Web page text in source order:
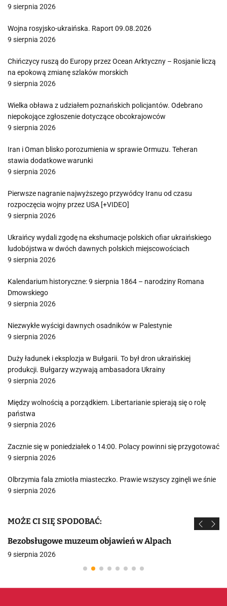
9 sierpnia 2026
Wojna rosyjsko-ukraińska. Raport 09.08.2026
9 sierpnia 2026
Chińczycy ruszą do Europy przez Ocean Arktyczny – Rosjanie liczą
na epokową zmianę szlaków morskich
9 sierpnia 2026
Wielka obława z udziałem poznańskich policjantów. Odebrano
niepokojące zgłoszenie dotyczące obcokrajowców
9 sierpnia 2026
Iran i Oman blisko porozumienia w sprawie Ormuzu. Teheran
stawia dodatkowe warunki
9 sierpnia 2026
Pierwsze nagranie najwyższego przywódcy Iranu od czasu
rozpoczęcia wojny przez USA [+VIDEO]
9 sierpnia 2026
Ukraińcy wydali zgodę na ekshumacje polskich ofiar ukraińskiego
ludobójstwa w dwóch dawnych polskich miejscowościach
9 sierpnia 2026
Kalendarium historyczne: 9 sierpnia 1864 – narodziny Romana
Dmowskiego
9 sierpnia 2026
Niezwykłe wyścigi dawnych osadników w Palestynie
9 sierpnia 2026
Duży ładunek i eksplozja w Bułgarii. To był dron ukraińskiej
produkcji. Bułgarzy wzywają ambasadora Ukrainy
9 sierpnia 2026
Między wolnością a porządkiem. Libertarianie spierają się o rolę
państwa
9 sierpnia 2026
Zacznie się w poniedziałek o 14:00. Polacy powinni się przygotować
9 sierpnia 2026
Olbrzymia fala zmiotła miasteczko. Prawie wszyscy zginęli we śnie
9 sierpnia 2026
MOŻE CI SIĘ SPODOBAĆ:
Bezobsługowe muzeum objawień w Alpach
9 sierpnia 2026